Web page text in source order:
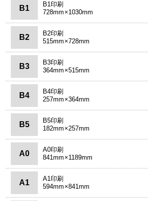
B1
B1印刷
728mm×1030mm
B2
B2印刷
515mm×728mm
B3
B3印刷
364mm×515mm
B4
B4印刷
257mm×364mm
B5
B5印刷
182mm×257mm
A0
A0印刷
841mm×1189mm
A1
A1印刷
594mm×841mm